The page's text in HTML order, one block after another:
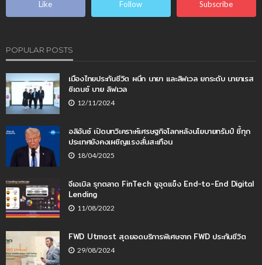
Like Follow Subscribe
POPULAR POSTS
เมืองไทยประกันชีวิต ผนึก นายา และลิฟเวล ยกระดับ นายาเรส
ซิเดนซ์ บาย ลิฟเวล
12/11/2024
อลิอันซ์ เปิดบทวิเคราะห์เศรษฐกิจโลกหลังนโยบายทรัมป์ ชี้ทุก
ประเทศยังคงเผชิญแรงสั่นสะเทือน
18/04/2025
จีเอเบิล รุกตลาด FinTech ชูจุดแข็ง End-to-End Digital
Lending
11/08/2022
FWD Utmost สุดยอดบริการพิเศษจาก FWD ประกันชีวิต
29/08/2024